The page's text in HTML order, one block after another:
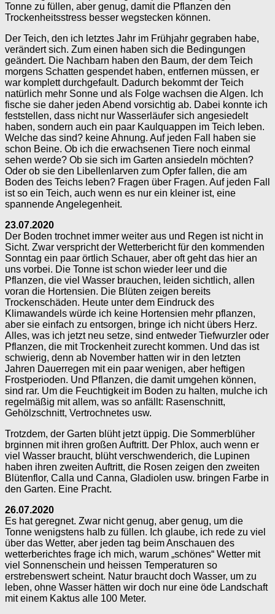
Tonne zu füllen, aber genug, damit die Pflanzen den
Trockenheitsstress besser wegstecken können.
Der Teich, den ich letztes Jahr im Frühjahr gegraben habe,
verändert sich. Zum einen haben sich die Bedingungen
geändert. Die Nachbarn haben den Baum, der dem Teich
morgens Schatten gespendet haben, entfernen müssen, er
war komplett durchgefault. Dadurch bekommt der Teich
natürlich mehr Sonne und als Folge wachsen die Algen. Ich
fische sie daher jeden Abend vorsichtig ab. Dabei konnte ich
feststellen, dass nicht nur Wasserläufer sich angesiedelt
haben, sondern auch ein paar Kaulquappen im Teich leben.
Welche das sind? keine Ahnung. Auf jeden Fall haben sie
schon Beine. Ob ich die erwachsenen Tiere noch einmal
sehen werde? Ob sie sich im Garten ansiedeln möchten?
Oder ob sie den Libellenlarven zum Opfer fallen, die am
Boden des Teichs leben? Fragen über Fragen. Auf jeden Fall
ist so ein Teich, auch wenn es nur ein kleiner ist, eine
spannende Angelegenheit.
23.07.2020
Der Boden trochnet immer weiter aus und Regen ist nicht in
Sicht. Zwar verspricht der Wetterbericht für den kommenden
Sonntag ein paar örtlich Schauer, aber oft geht das hier an
uns vorbei. Die Tonne ist schon wieder leer und die
Pflanzen, die viel Wasser brauchen, leiden sichtlich, allen
voran die Hortensien. Die Blüten zeigen bereits
Trockenschäden. Heute unter dem Eindruck des
Klimawandels würde ich keine Hortensien mehr pflanzen,
aber sie einfach zu entsorgen, bringe ich nicht übers Herz.
Alles, was ich jetzt neu setze, sind entweder Tiefwurzler oder
Pflanzen, die mit Trockenheit zurecht kommen. Und das ist
schwierig, denn ab November hatten wir in den letzten
Jahren Dauerregen mit ein paar wenigen, aber heftigen
Frostperioden. Und Pflanzen, die damit umgehen können,
sind rar. Um die Feuchtigkeit im Boden zu halten, mulche ich
regelmäßig mit allem, was so anfällt: Rasenschnitt,
Gehölzschnitt, Vertrochnetes usw.
Trotzdem, der Garten blüht jetzt üppig. Die Sommerblüher
brginnen mit ihren großen Auftritt. Der Phlox, auch wenn er
viel Wasser braucht, blüht verschwenderich, die Lupinen
haben ihren zweiten Auftritt, die Rosen zeigen den zweiten
Blütenflor, Calla und Canna, Gladiolen usw. bringen Farbe in
den Garten. Eine Pracht.
26.07.2020
Es hat geregnet. Zwar nicht genug, aber genug, um die
Tonne wenigstens halb zu füllen. Ich glaube, ich rede zu viel
über das Wetter, aber jeden tag beim Anschauen des
wetterberichtes frage ich mich, warum „schönes“ Wetter mit
viel Sonnenschein und heissen Temperaturen so
erstrebenswert scheint. Natur braucht doch Wasser, um zu
leben, ohne Wasser hätten wir doch nur eine öde Landschaft
mit einem Kaktus alle 100 Meter.